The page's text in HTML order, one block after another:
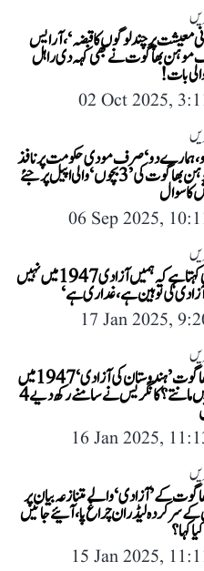
معیشت پر چند لوگوں کا قبضہ‘، آر ایس
موہن بھاگوت نے بھی کہہ دی راہل
بات!
02 Oct 2025,
ہمارے دو‘ صرف مودی حکومت پر نافذ
ہوگا؟ موہن بھاگوت کی ’3 بچوں‘ والی اپیل پر جئے
کا سوال
06 Sep 2025,
’اگر کوئی کہتا ہے کہ ہمیں آزادی 1947 میں نہیں
آزادی کی توہین ہے، غداری ہے‘
17 Jan 2025,
موہن بھاگوت ’ہندوستان کی آزادی‘ 1947 میں
کیوں نہیں مانتے؟ کانگریس نے سامنے رکھ دیے 4
16 Jan 2025,
کے ’آزادی‘ والے متنازعہ بیان پر
سرکردہ لیڈران چراغ پا، آئیے جانیں
کہا؟
15 Jan 2025,